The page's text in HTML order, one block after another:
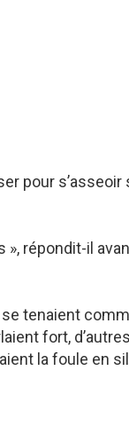
pour s’asseoir
répondit-il
tenaient
fort,
la foule en